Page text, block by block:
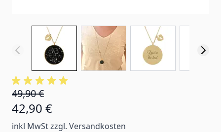
49,90 €
42,90 €
inkl MwSt zzgl. Versandkosten